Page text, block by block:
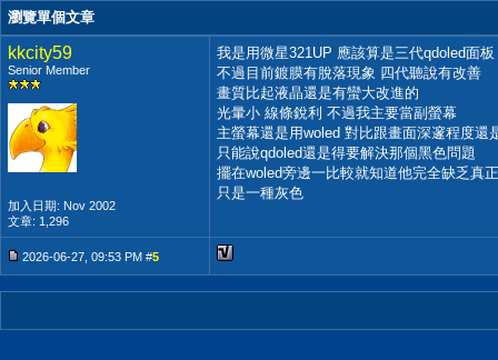
瀏覽單個文章
kkcity59
Senior Member
加入日期: Nov 2002
文章: 1,296
我是用微星321UP 應該算是三代qdoled面板
不過目前鍍膜有脫落現象 四代聽說有改善
畫質比起液晶還是有蠻大改進的
光暈小 線條銳利 不過我主要當副螢幕
主螢幕還是用woled 對比跟畫面深邃程度還
只能說qdoled還是得要解決那個黑色問題
擺在woled旁邊一比較就知道他完全缺乏真
只是一種灰色
2026-06-27, 09:53 PM #5